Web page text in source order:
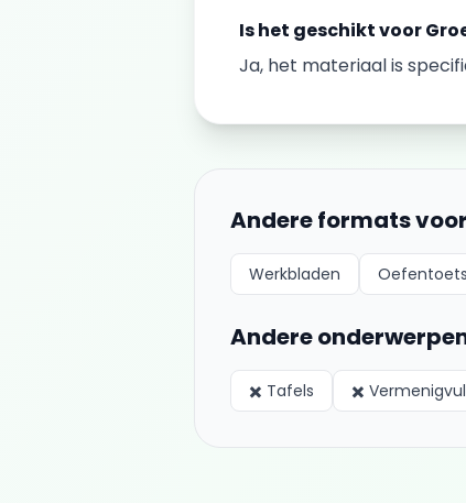
Is het geschikt voor
Ja, het materiaal is
Andere formats voor
Werkbladen Oefentoets
Andere
✖️ Tafels ✖️